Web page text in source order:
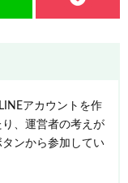
アカウントを作
、運営者の考えが
ンから参加してい